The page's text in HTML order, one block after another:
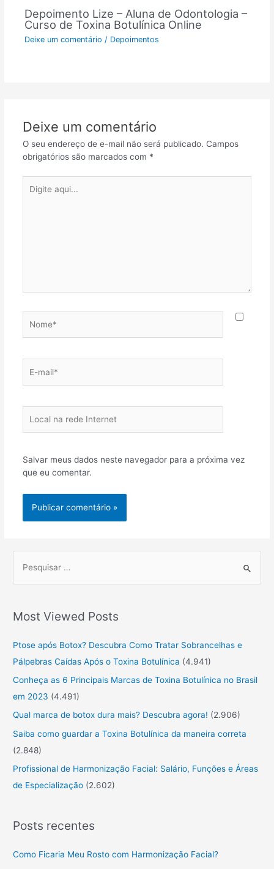
Depoimento Lize – Aluna de Odontologia –
Curso de Toxina Botulínica Online
Deixe um comentário / Depoimentos
Deixe um comentário
O seu endereço de e-mail não será publicado. Campos
obrigatórios são marcados com *
aqui...
mail*
na
Salvar meus dados neste navegador para a próxima vez
que eu comentar.
r
c
r
:
Most Viewed Posts
Ptose após Botox? Descubra Como Tratar Sobrancelhas e
Pálpebras Caídas Após o Toxina Botulínica (4.941)
Conheça as 6 Principais Marcas de Toxina Botulínica no Brasil
em 2023 (4.491)
Qual marca de botox dura mais? Descubra agora! (2.906)
Saiba como guardar a Toxina Botulínica da maneira correta
(2.848)
Profissional de Harmonização Facial: Salário, Funções e Áreas
de Especialização (2.602)
Posts recentes
Como Ficaria Meu Rosto com Harmonização Facial?